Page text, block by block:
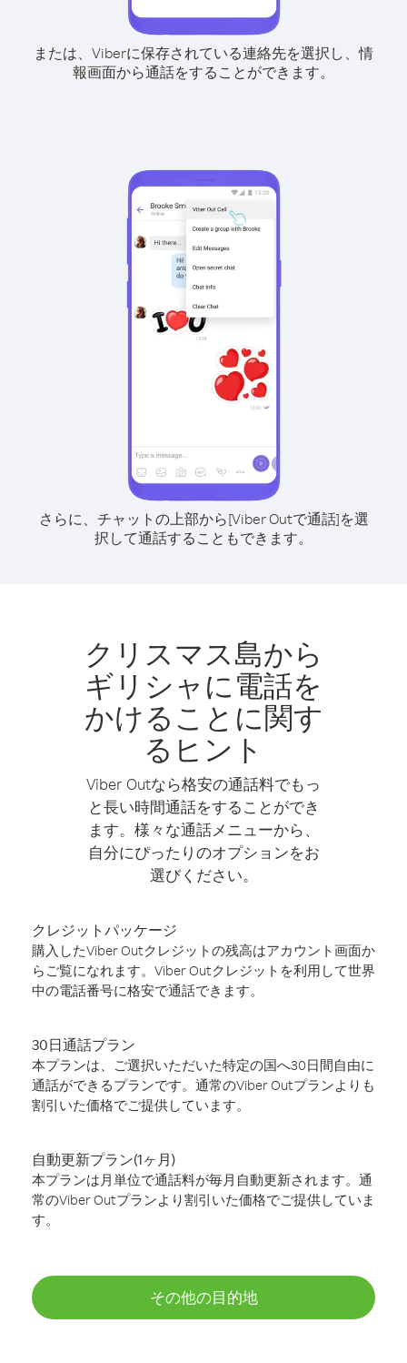
または、Viberに保存されている連絡先を選択し、情
報画面から通話をすることができます。
さらに、チャットの上部から[Viber Outで通話]を選
択して通話することもできます。
クリスマス島から
ギリシャに電話を
かけることに関す
るヒント
Viber Outなら格安の通話料でもっ
と長い時間通話をすることができ
ます。様々な通話メニューから、
自分にぴったりのオプションをお
選びください。
クレジットパッケージ
購入したViber Outクレジットの残高はアカウント画面か
らご覧になれます。Viber Outクレジットを利用して世界
中の電話番号に格安で通話できます。
30日通話プラン
本プランは、ご選択いただいた特定の国へ30日間自由に
通話ができるプランです。通常のViber Outプランよりも
割引いた価格でご提供しています。
自動更新プラン(1ヶ月)
本プランは月単位で通話料が毎月自動更新されます。通
常のViber Outプランより割引いた価格でご提供していま
す。
その他の目的地